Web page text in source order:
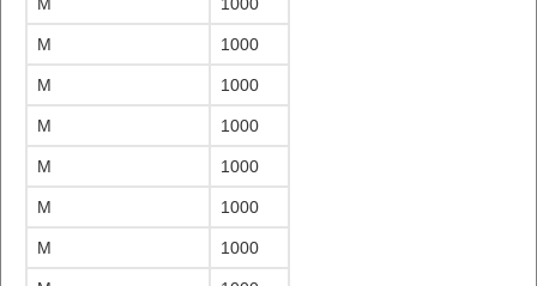
M 1000
M 1000
M 1000
M 1000
M 1000
M 1000
M 1000